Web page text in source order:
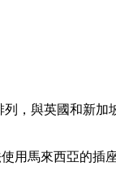
，與英國和新
用馬來西亞的插